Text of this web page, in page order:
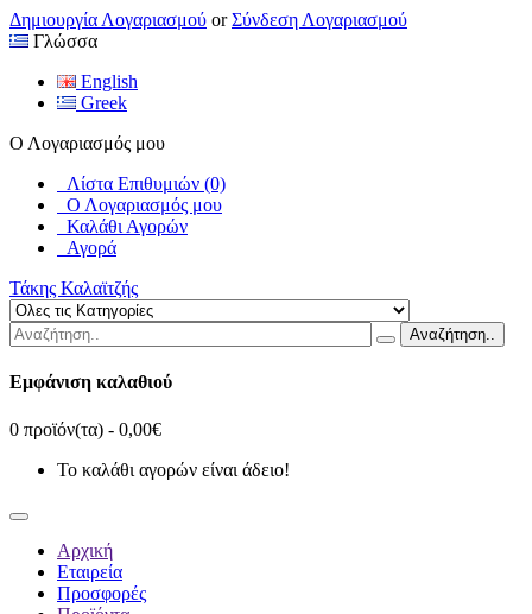
Δημιουργία Λογαριασμού orΣύνδεση Λογαριασμού
Γλώσσα
English
Greek
Ο Λογαριασμός μου
Λίστα Επιθυμιών (0)
Ο Λογαριασμός μου
Καλάθι Αγορών
Αγορά
Τάκης Καλαϊτζής
Αναζήτηση..
Εμφάνιση καλαθιού
0 προϊόν(τα) - 0,00€
Το καλάθι αγορών είναι άδειο!
Αρχική
Εταιρεία
Προσφορές